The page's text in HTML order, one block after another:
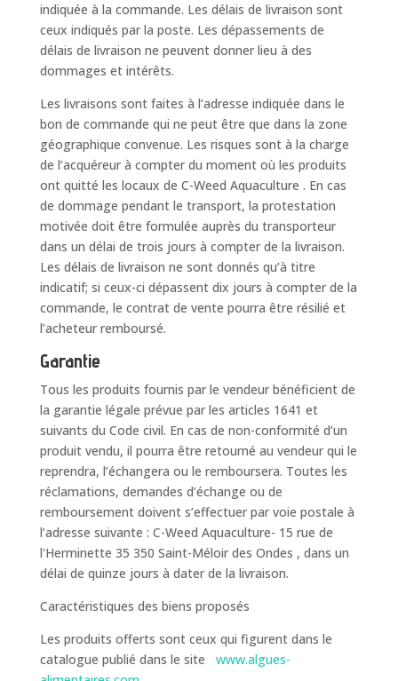
indiquée à la commande. Les délais de livraison sont
ceux indiqués par la poste. Les dépassements de
délais de livraison ne peuvent donner lieu à des
dommages et intérêts.
Les livraisons sont faites à l’adresse indiquée dans le
bon de commande qui ne peut être que dans la zone
géographique convenue. Les risques sont à la charge
de l’acquéreur à compter du moment où les produits
ont quitté les locaux de C-Weed Aquaculture . En cas
de dommage pendant le transport, la protestation
motivée doit être formulée auprès du transporteur
dans un délai de trois jours à compter de la livraison.
Les délais de livraison ne sont donnés qu’à titre
indicatif; si ceux-ci dépassent dix jours à compter de la
commande, le contrat de vente pourra être résilié et
l’acheteur remboursé.
Garantie
Tous les produits fournis par le vendeur bénéficient de
la garantie légale prévue par les articles 1641 et
suivants du Code civil. En cas de non-conformité d’un
produit vendu, il pourra être retourné au vendeur qui le
reprendra, l’échangera ou le remboursera. Toutes les
réclamations, demandes d’échange ou de
remboursement doivent s’effectuer par voie postale à
l’adresse suivante : C-Weed Aquaculture- 15 rue de
l'Herminette 35 350 Saint-Méloir des Ondes , dans un
délai de quinze jours à dater de la livraison.
Caractéristiques des biens proposés
Les produits offerts sont ceux qui figurent dans le
catalogue publié dans le site www.algues-